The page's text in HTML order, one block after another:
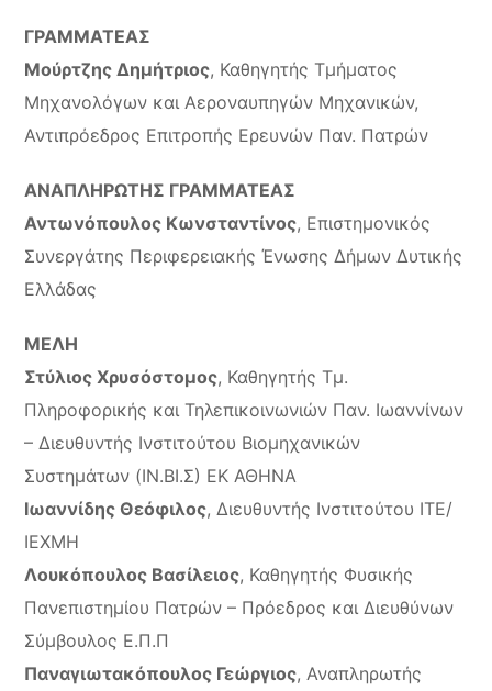
ΓΡΑΜΜΑΤΕΑΣ
Μούρτζης Δημήτριος, Καθηγητής Τμήματος
Μηχανολόγων και Αεροναυπηγών Μηχανικών,
Αντιπρόεδρος Επιτροπής Ερευνών Παν. Πατρών
ΑΝΑΠΛΗΡΩΤΗΣ ΓΡΑΜΜΑΤΕΑΣ
Αντωνόπουλος Κωνσταντίνος, Επιστημονικός
Συνεργάτης Περιφερειακής Ένωσης Δήμων Δυτικής
Ελλάδας
ΜΕΛΗ
Στύλιος Χρυσόστομος, Καθηγητής Τμ.
Πληροφορικής και Τηλεπικοινωνιών Παν. Ιωαννίνων
– Διευθυντής Ινστιτούτου Βιομηχανικών
Συστημάτων (ΙΝ.ΒΙ.Σ) ΕΚ ΑΘΗΝΑ
Ιωαννίδης Θεόφιλος, Διευθυντής Ινστιτούτου ΙΤΕ/
ΙΕΧΜΗ
Λουκόπουλος Βασίλειος, Καθηγητής Φυσικής
Πανεπιστημίου Πατρών – Πρόεδρος και Διευθύνων
Σύμβουλος Ε.Π.Π
Παναγιωτακόπουλος Γεώργιος, Αναπληρωτής